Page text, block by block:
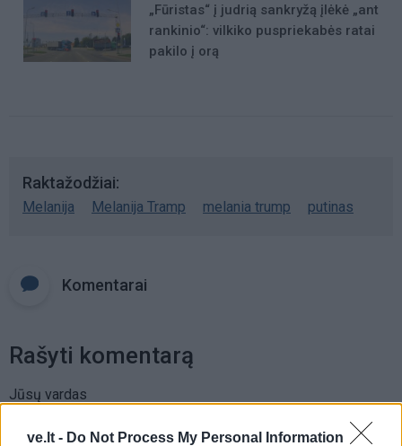
ve.lt - Do Not Process My Personal Information
„Fūristas“ į judrią sankryžą įlėkė „ant
rankinio“: vilkiko puspriekabės ratai
pakilo į orą
Raktažodžiai
Melanija Melanija Tramp melania trump putinas
Komentarai
Rašyti komentarą
Jūsų vardas